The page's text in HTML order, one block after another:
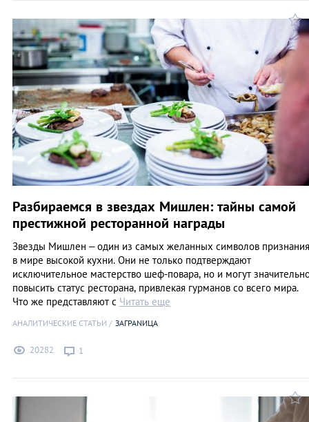
Разбираемся в звездах Мишлен: тайны самой
престижной ресторанной награды
Звезды Мишлен – один из самых желанных символов признания
в мире высокой кухни. Они не только подтверждают
исключительное мастерство шеф-повара, но и могут
повысить статус ресторана, привлекая гурманов со всего мира.
Что же представляют с Читать еще
АНАЛИТИЧЕСКИЕ СТАТЬИ ЗАГРАNИЦА
20282 1